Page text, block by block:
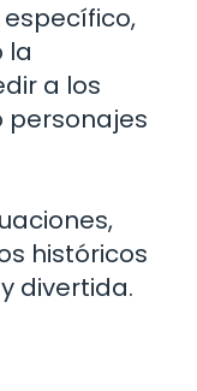
la
a los
personajes
históricos
divertida.